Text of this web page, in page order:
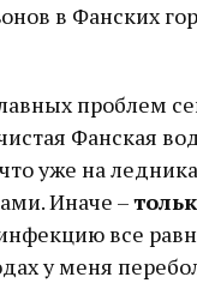
в Фанских
проблем
Фанская
уже на
Иначе –
все
у меня